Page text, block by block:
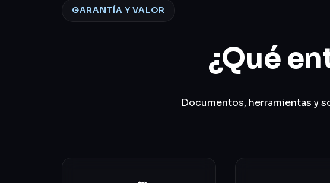
GARANTÍA Y VALOR
¿Qué
Documentos, herramientas y